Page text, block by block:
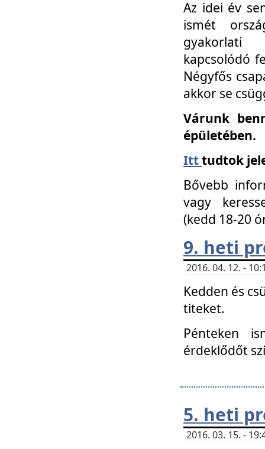
Az idei év
ismét
gyakorlati
kapcsolódó
Négyfős
akkor se
Várunk
épületében.
Itttudtok
Bővebb
vagy
(kedd 18-20
9. heti
2016. 04. 12. -
Kedden és
titeket.
Pénteken
érdeklődőt
5. heti
2016. 03. 15. -